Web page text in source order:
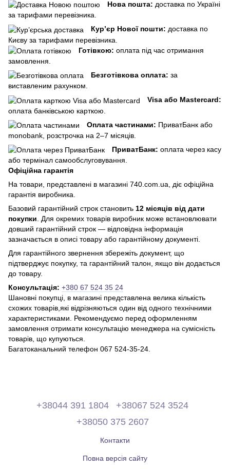
Нова пошта: доставка по Україні
за тарифами перевізника.
Кур’єр Нової пошти: доставка по
Києву за тарифами перевізника.
Готівкою: оплата під час отримання
замовлення.
Безготівкова оплата: за
виставленим рахунком.
Visa або Mastercard:
оплата банківською карткою.
Оплата частинами: ПриватБанк або
monobank, розстрочка на 2–7 місяців.
ПриватБанк: оплата через касу
або термінал самообслуговування.
Офіційна гарантія
На товари, представлені в магазині 740.com.ua, діє офіційна
гарантія виробника.
Базовий гарантійний строк становить 12 місяців від дати
покупки . Для окремих товарів виробник може встановлювати
довший гарантійний строк — відповідна інформація
зазначається в описі товару або гарантійному документі.
Для гарантійного звернення збережіть документ, що
підтверджує покупку, та гарантійний талон, якщо він додається
до товару.
Консультація: +380 67 524 35 24
Шановні покупці, в магазині представлена ​​велика кількість
схожих товарів,які відрізняються один від одного технічними
характеристиками. Рекомендуємо перед оформленням
замовлення отримати консультацію менеджера на сумісність
товарів, що купуються.
Багатоканальний телефон 067 524-35-24.
+38044 391 1804
+38067 524 3524
+38050 375 2607
Контакти
Повна версія сайту